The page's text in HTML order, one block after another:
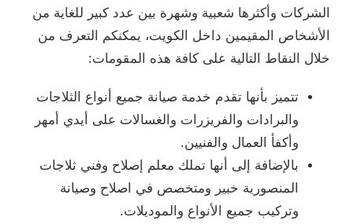
الشركات وأكثرها شعبية وشهرة بين عدد كبير للغاية من
الأشخاص المقيمين داخل الكويت، يمكنكم التعرف من
خلال النقاط التالية على كافة هذه المقومات:
تتميز بأنها تقدم خدمة صيانة جميع أنواع الثلاجات
والبرادات والفريزرات والغسالات على أيدي أمهر
وأكفأ العمال والفنيين.
بالإضافة إلى أنها تملك معلم إصلاح وفني ثلاجات
المنصورية خبير ومتخصص في اصلاح وصيانة
وتركيب جميع الأنواع والموديلات.